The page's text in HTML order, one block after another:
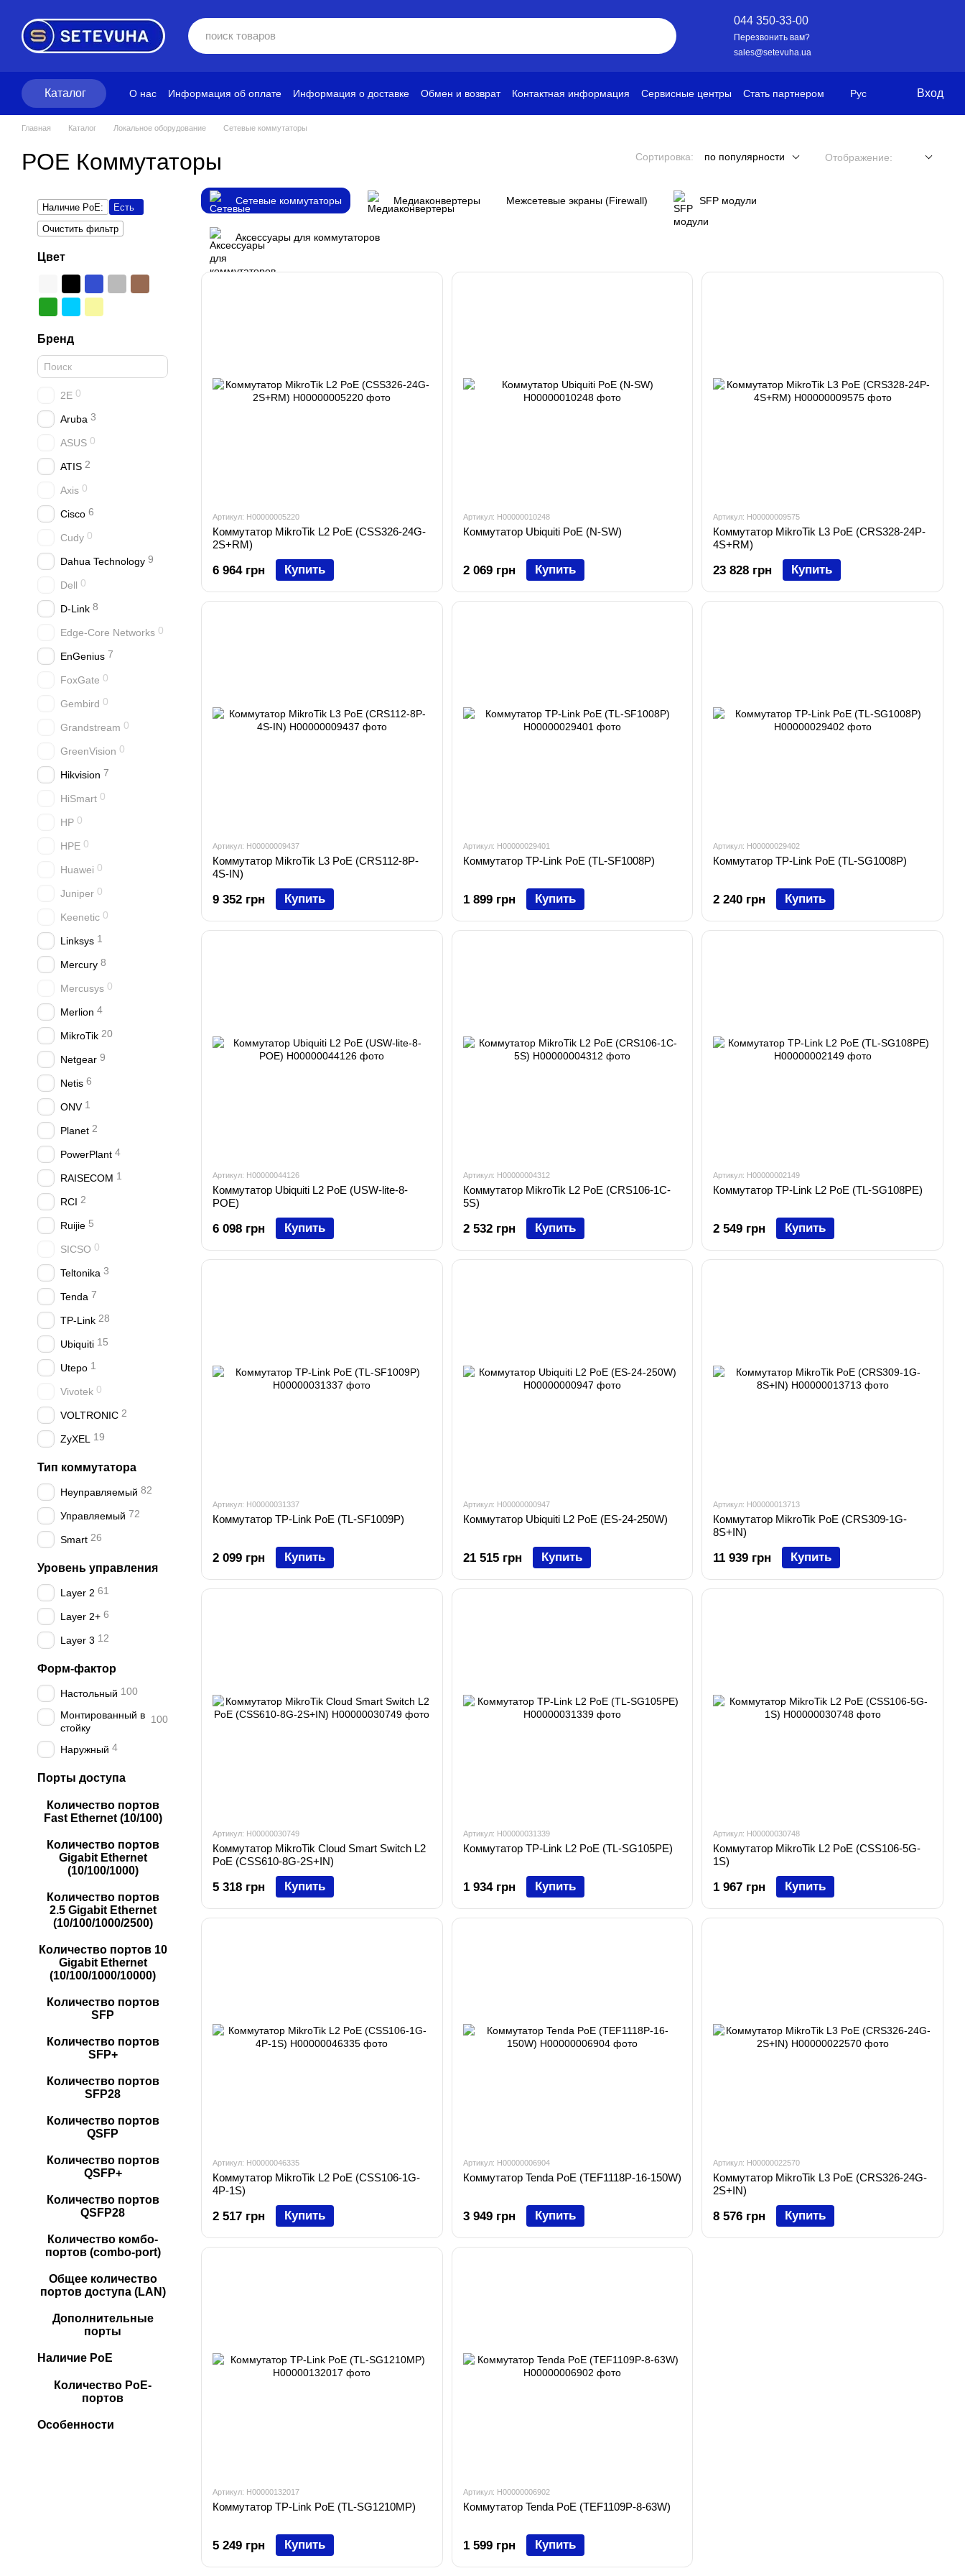
044 350-33-00
Перезвонить вам?
sales@setevuha.ua
Каталог О нас Информация об оплате Информация о доставке Обмен и возврат Контактная информация Сервисные центры
Стать партнером
Рус Вход
Главная Каталог Локальное оборудование Сетевые коммутаторы
POE Коммутаторы Сортировка: по популярности Отображение:
Сетевые коммутаторы Медиаконвертеры Межсетевые экраны (Firewall) SFP модули
Аксессуары для коммутаторов
Артикул: H00000005220
Коммутатор MikroTik L2 PoE (CSS326-24G-
2S+RM)
6 964 грн Купить
Артикул: H00000010248
Коммутатор Ubiquiti PoE (N-SW)
2 069 грн Купить
Артикул: H00000009575
Коммутатор MikroTik L3 PoE (CRS328-24P-
4S+RM)
23 828 грн Купить
Артикул: H00000009437
Коммутатор MikroTik L3 PoE (CRS112-8P-
4S-IN)
9 352 грн Купить
Артикул: H00000029401
Коммутатор TP-Link PoE (TL-SF1008P)
1 899 грн Купить
Артикул: H00000029402
Коммутатор TP-Link PoE (TL-SG1008P)
2 240 грн Купить
Артикул: H00000044126
Коммутатор Ubiquiti L2 PoE (USW-lite-8-
POE)
6 098 грн Купить
Артикул: H00000004312
Коммутатор MikroTik L2 PoE (CRS106-1C-
5S)
2 532 грн Купить
Артикул: H00000002149
Коммутатор TP-Link L2 PoE (TL-SG108PE)
2 549 грн Купить
Артикул: H00000031337
Коммутатор TP-Link PoE (TL-SF1009P)
2 099 грн Купить
Артикул: H00000000947
Коммутатор Ubiquiti L2 PoE (ES-24-250W)
21 515 грн Купить
Артикул: H00000013713
Коммутатор MikroTik PoE (CRS309-1G-
8S+IN)
11 939 грн Купить
Артикул: H00000030749
Коммутатор MikroTik Cloud Smart Switch L2
PoE (CSS610-8G-2S+IN)
5 318 грн Купить
Артикул: H00000031339
Коммутатор TP-Link L2 PoE (TL-SG105PE)
1 934 грн Купить
Артикул: H00000030748
Коммутатор MikroTik L2 PoE (CSS106-5G-
1S)
1 967 грн Купить
Артикул: H00000046335
Коммутатор MikroTik L2 PoE (CSS106-1G-
4P-1S)
2 517 грн Купить
Артикул: H00000006904
Коммутатор Tenda PoE (TEF1118P-16-150W)
3 949 грн Купить
Артикул: H00000022570
Коммутатор MikroTik L3 PoE (CRS326-24G-
2S+IN)
8 576 грн Купить
Артикул: H00000132017
Коммутатор TP-Link PoE (TL-SG1210MP)
5 249 грн Купить
Артикул: H00000006902
Коммутатор Tenda PoE (TEF1109P-8-63W)
1 599 грн Купить
Наличие PoE:
Есть
Очистить фильтр
Цвет
Бренд
2E 0
Aruba 3
ASUS 0
ATIS 2
Axis 0
Cisco 6
Cudy 0
Dahua Technology 9
Dell 0
D-Link 8
Edge-Core Networks 0
EnGenius 7
FoxGate 0
Gembird 0
Grandstream 0
GreenVision 0
Hikvision 7
HiSmart 0
HP 0
HPE 0
Huawei 0
Juniper 0
Keenetic 0
Linksys 1
Mercury 8
Mercusys 0
Merlion 4
MikroTik 20
Netgear 9
Netis 6
ONV 1
Planet 2
PowerPlant 4
RAISECOM 1
RCI 2
Ruijie 5
SICSO 0
Teltonika 3
Tenda 7
TP-Link 28
Ubiquiti 15
Utepo 1
Vivotek 0
VOLTRONIC 2
ZyXEL 19
Тип коммутатора
Неуправляемый 82
Управляемый 72
Smart 26
Уровень управления
Layer 2 61
Layer 2+ 6
Layer 3 12
Форм-фактор
Настольный 100
Монтированный в
стойку
100
Наружный 4
Порты доступа
Количество портов
Fast Ethernet (10/100)
Количество портов
Gigabit Ethernet
(10/100/1000)
Количество портов
2.5 Gigabit Ethernet
(10/100/1000/2500)
Количество портов 10
Gigabit Ethernet
(10/100/1000/10000)
Количество портов
SFP
Количество портов
SFP+
Количество портов
SFP28
Количество портов
QSFP
Количество портов
QSFP+
Количество портов
QSFP28
Количество комбо-
портов (combo-port)
Общее количество
портов доступа (LAN)
Дополнительные
порты
Наличие PoE
Количество PoE-
портов
Особенности